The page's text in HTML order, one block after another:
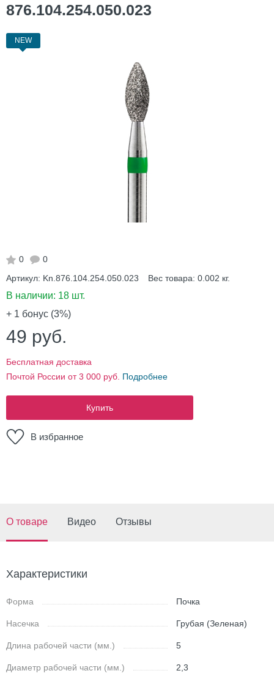
876.104.254.050.023
NEW
0
0
Артикул: Kn.876.104.254.050.023 Вес товара: 0.002 кг.
В наличии: 18 шт.
+ 1 бонус (3%)
49 руб.
Бесплатная доставка
Почтой России от 3 000 руб. Подробнее
Купить
В избранное
О товаре Видео Отзывы
Характеристики
Форма Почка
Насечка Грубая (Зеленая)
Длина рабочей части (мм.) 5
Диаметр рабочей части (мм.) 2,3